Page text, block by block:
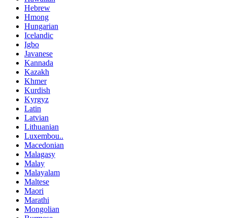
Hebrew
Hmong
Hungarian
Icelandic
Igbo
Javanese
Kannada
Kazakh
Khmer
Kurdish
Kyrgyz
Latin
Latvian
Lithuanian
Luxembou..
Macedonian
Malagasy
Malay
Malayalam
Maltese
Maori
Marathi
Mongolian